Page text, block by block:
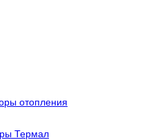
отопления
Термал